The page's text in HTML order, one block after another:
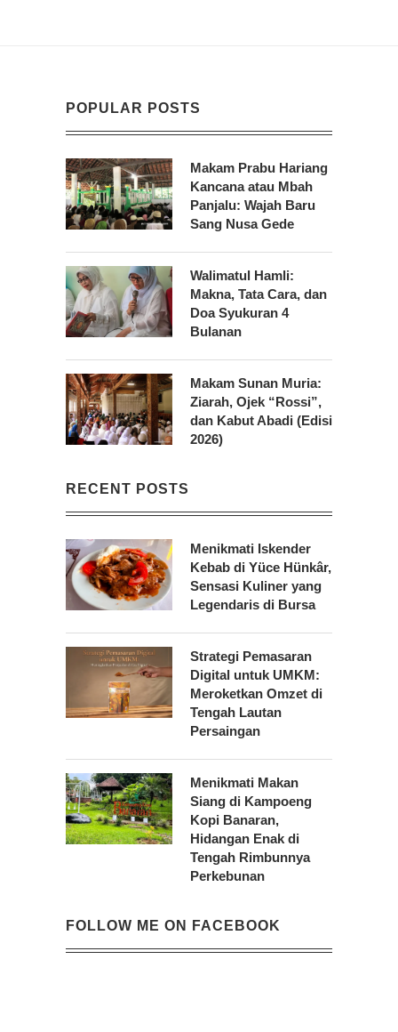
POPULAR POSTS
Makam Prabu Hariang
Kancana atau Mbah
Panjalu: Wajah Baru
Sang Nusa Gede
Walimatul Hamli:
Makna, Tata Cara, dan
Doa Syukuran 4
Bulanan
Makam Sunan Muria:
Ziarah, Ojek “Rossi”,
dan Kabut Abadi (Edisi
2026)
RECENT POSTS
Menikmati Iskender
Kebab di Yüce Hünkâr,
Sensasi Kuliner yang
Legendaris di Bursa
Strategi Pemasaran
Digital untuk UMKM:
Meroketkan Omzet di
Tengah Lautan
Persaingan
Menikmati Makan
Siang di Kampoeng
Kopi Banaran,
Hidangan Enak di
Tengah Rimbunnya
Perkebunan
FOLLOW ME ON FACEBOOK